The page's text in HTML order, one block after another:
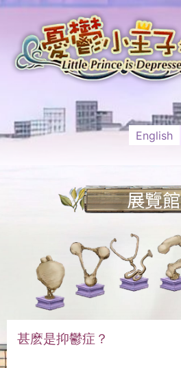
English
展覽館
甚麽是抑鬱症？